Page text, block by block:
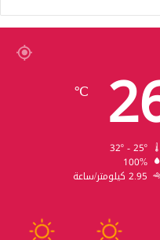
℃
100%
2.95 كيلومتر/ساعة